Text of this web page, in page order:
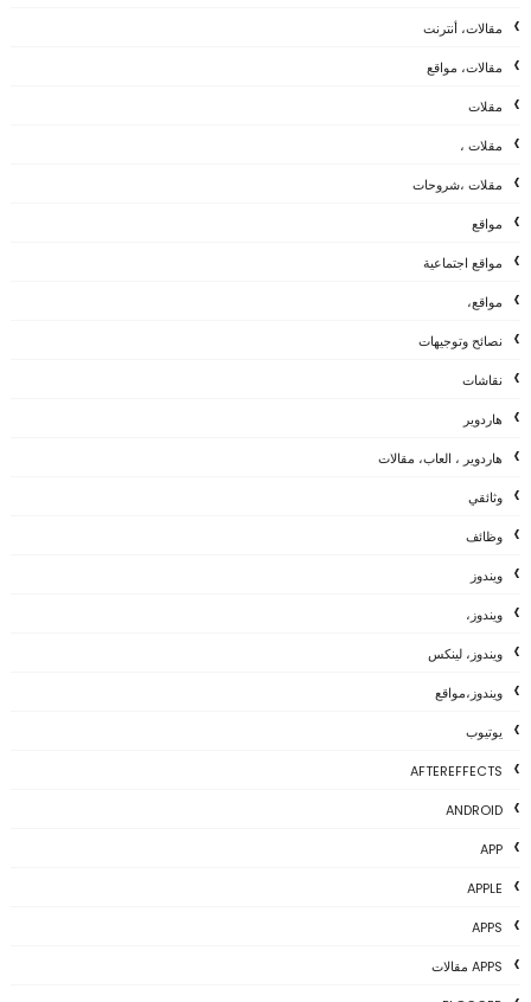
مقالات، أنترنت
مقالات، مواقع
مقلات
مقلات ،
مقلات ،شروحات
مواقع
مواقع اجتماعية
مواقع،
نصائح وتوجيهات
نقاشات
هاردوير
هاردوير ، العاب، مقالات
وثائقي
وظائف
ويندوز
ويندوز،
ويندوز، لينكس
ويندوز،مواقع
يوتيوب
AFTEREFFECTS
ANDROID
APP
APPLE
APPS
APPS مقالات